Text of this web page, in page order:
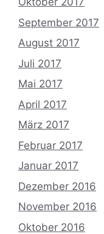
September 2017
August 2017
Juli 2017
Mai 2017
April 2017
März 2017
Februar 2017
Januar 2017
Dezember 2016
November 2016
Oktober 2016